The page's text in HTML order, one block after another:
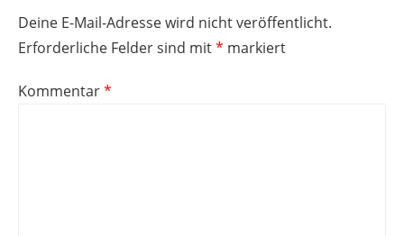
Deine E-Mail-Adresse wird nicht veröffentlicht.
Erforderliche Felder sind mit* markiert
Kommentar*